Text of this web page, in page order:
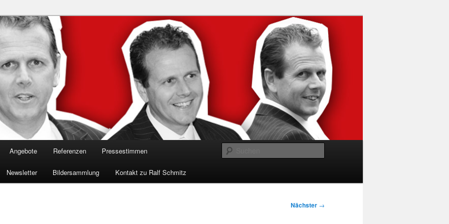
für Hackervorträge &
in die Welt der Cybersicherheit mit Ralf Schmitz. Erleben Sie Live-
& schützen Sie sich effektiv.
Angebote Referenzen Pressestimmen
Newsletter Bildersammlung Kontakt zu Ralf Schmitz
Nächster →